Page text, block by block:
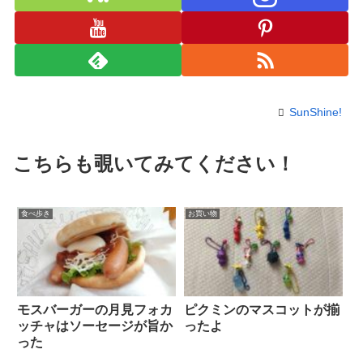
SunShine!
こちらも覗いてみてください！
食べ歩き
モスバーガーの月見フォカ
ッチャはソーセージが旨か
った
お買い物
ピクミンのマスコットが揃
ったよ